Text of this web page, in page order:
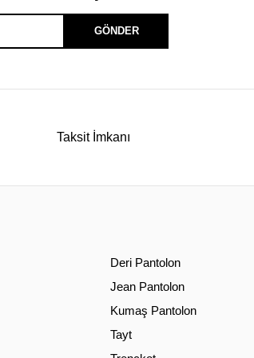
GÖNDER
Taksit İmkanı
Deri Pantolon
Jean Pantolon
Kumaş Pantolon
Tayt